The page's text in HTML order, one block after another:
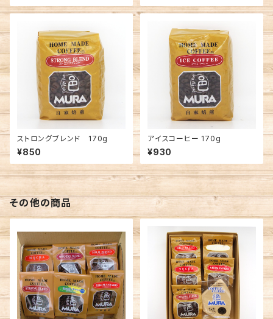
ストロングブレンド 170g
¥850
アイスコーヒー 170g
¥930
その他の商品